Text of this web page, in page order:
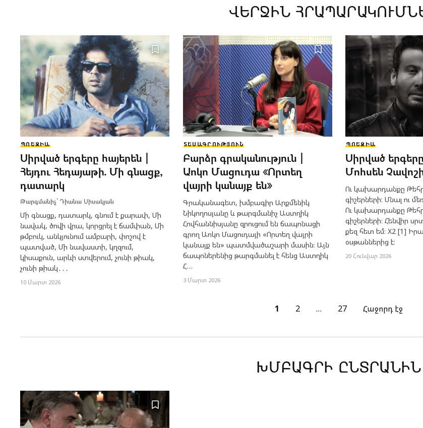
ՎԵՐՋԻՆ
ՊՈԵԶԻԱ
Սիրված երգերը հայերեն |
Հեյդու Հեդայաթի. Մի գնացք,
դատարկ
Թարգմանիչ՝ Դիանա Սիսակյան
Մի գնացք, դատարկ, գնում է քարափ, Մի
նավակ, ծովի վրա, կորցրել է ճամփան, Մի
թմբուկ, անկյունում ամբարի, փոշով է
պատված, Մի նավաստի, կղզում,
կիսաքուն, արևի ստվերում, չունի թիակ,
չունի թիակ․․․
10 Մարտ 2026
ՏԵՍԱԳՐՈՒԹՅՈՒՆ
Բարձր գրականություն |
Աոկո Մացուդա «Որտեղ
վայրի կանայք են»
Գրականագետ, խմբագիր Արքմենիկ
Նիկողոսյանը և թարգմանիչ Աստղիկ
Հովհաննիսյանը զրուցում են ճապոնացի
գրող Աոկո Մացուդայի «Որտեղ վայրի
կանայք են» պատմվածաշարի մասին։ Այն
ճապոներենից թարգմանել է հենց Աստղիկ
Հ…
3 Մարտ 2026
ՊՈԵԶԻԱ
Սիրված
Մոհսեն
Ու կախարդանքը
գիշերների։ Մնալ ու
Ու կախարդանքը
գիշերների։ Հենվիր
քեզ հետ եմ։ X2 [1]
օսթաններից է։
20 Հունվար 2026
1 2 … 27 Հաջորդ էջ
ԽՄԲԱԳՐԻ ԸՆՏՐԱՆԻՆ